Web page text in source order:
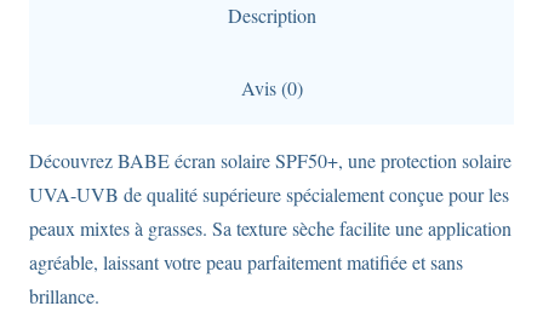
mixtes
à
grasses
-
Format
Description
Avis (0)
Découvrez BABE écran solaire SPF50+, une protection solaire
UVA-UVB de qualité supérieure spécialement conçue pour les
peaux mixtes à grasses. Sa texture sèche facilite une application
agréable, laissant votre peau parfaitement matifiée et sans
brillance.